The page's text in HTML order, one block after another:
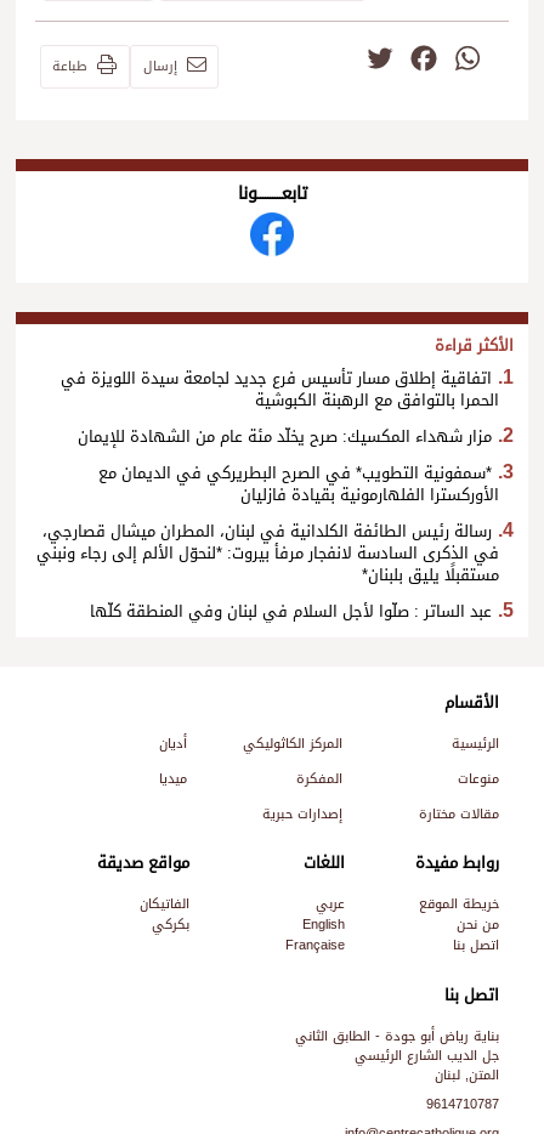
WhatsApp
Facebook إرسال طباعة
تابعــــــــــونا
الأكثر قراءة
اتفاقية إطلاق مسار تأسيس فرع جديد لجامعة سيدة اللويزة في
الحمرا بالتوافق مع الرهبنة الكبوشية
مزار شهداء المكسيك: صرح يخلّد مئة عام من الشهادة للإيمان
*سمفونية التطويب* في الصرح البطريركي في الديمان مع
الأوركسترا الفلهارمونية بقيادة فازليان
رسالة رئيس الطائفة الكلدانية في لبنان، المطران ميشال قصارجي،
في الذكرى السادسة لانفجار مرفأ بيروت: *لنحوّل الألم إلى رجاء ونبني
مستقبلًا يليق بلبنان*
عبد الساتر : صلّوا لأجل السلام في لبنان وفي المنطقة كلّها
اتصل بنا
بناية رياض أبو جودة - الطابق الثاني
جل الديب الشارع الرئيسي
المتن, لبنان
9614710787
الأقسام
الرئيسية المركز الكاثوليكي
أديان
منوعات
المفكرة
ميديا
مقالات مختارة
إصدارات حبرية
روابط مفيدة
خريطة الموقع
من نحن
اتصل بنا
اللغات
عربي
English
Française
مواقع صديقة
الفاتيكان
بكركي